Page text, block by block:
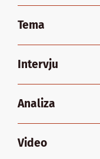
Tema
Intervju
Analiza
Video